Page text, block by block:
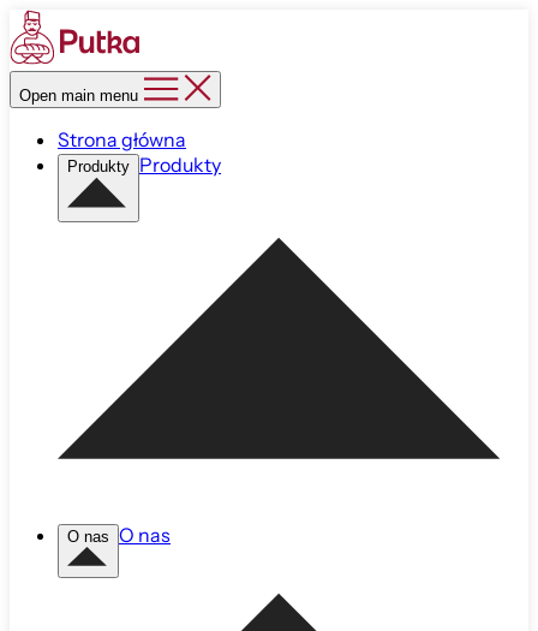
Open main menu
Strona główna
Produkty Produkty
O nas O nas